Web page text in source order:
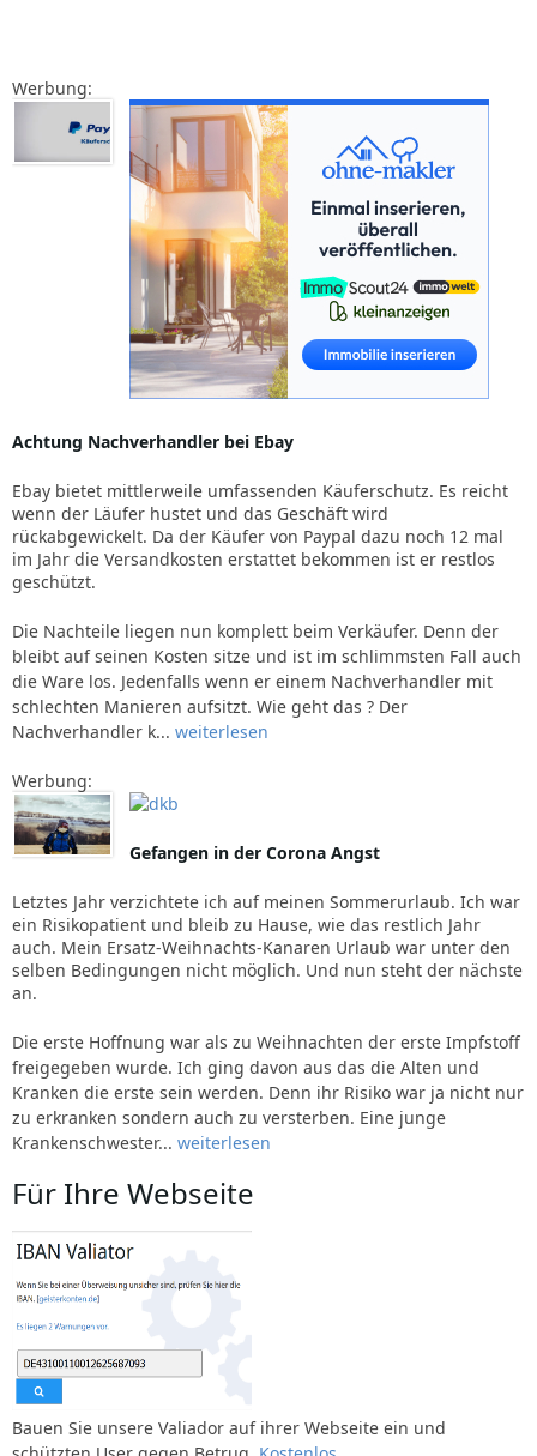
Werbung:
Achtung Nachverhandler bei Ebay
Ebay bietet mittlerweile umfassenden Käuferschutz. Es reicht
wenn der Läufer hustet und das Geschäft wird
rückabgewickelt. Da der Käufer von Paypal dazu noch 12 mal
im Jahr die Versandkosten erstattet bekommen ist er restlos
geschützt.
Die Nachteile liegen nun komplett beim Verkäufer. Denn der
bleibt auf seinen Kosten sitze und ist im schlimmsten Fall auch
die Ware los. Jedenfalls wenn er einem Nachverhandler mit
schlechten Manieren aufsitzt. Wie geht das ? Der
Nachverhandler k... weiterlesen
Werbung:
Gefangen in der Corona Angst
Letztes Jahr verzichtete ich auf meinen Sommerurlaub. Ich war
ein Risikopatient und bleib zu Hause, wie das restlich Jahr
auch. Mein Ersatz-Weihnachts-Kanaren Urlaub war unter den
selben Bedingungen nicht möglich. Und nun steht der nächste
an.
Die erste Hoffnung war als zu Weihnachten der erste Impfstoff
freigegeben wurde. Ich ging davon aus das die Alten und
Kranken die erste sein werden. Denn ihr Risiko war ja nicht nur
zu erkranken sondern auch zu versterben. Eine junge
Krankenschwester... weiterlesen
Für Ihre Webseite
Bauen Sie unsere Valiador auf ihrer Webseite ein und